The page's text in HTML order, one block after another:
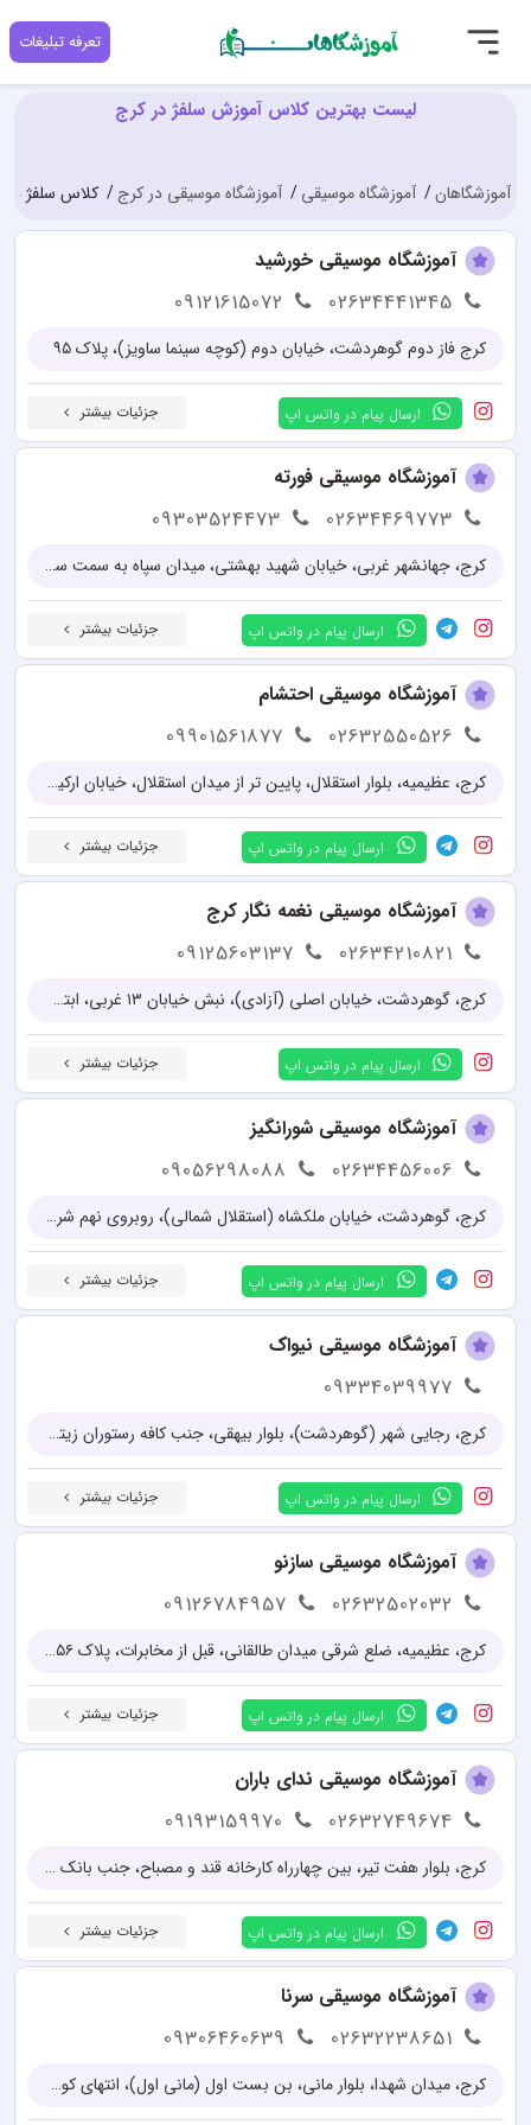
تعرفه تبلیغات
لیست بهترین کلاس آموزش سلفژ در کرج
آموزشگاهان آموزشگاه موسیقی آموزشگاه موسیقی در کرج کلاس سلفژ در
آموزشگاه موسیقی خورشید
02634441345
09121615072
کرج فاز دوم گوهردشت، خیابان دوم (کوچه سینما ساویز)، پلاک ۹۵
ارسال پیام در واتس اپ جزئیات بیشتر
آموزشگاه موسیقی فورته
02634469773
09303524473
کرج، جهانشهر غربی، خیابان شهید بهشتی، میدان سپاه به سمت سه راه، بین بوستان و گلستان (نرسیده به بانک تجارت) پلاک ۱۳۵۱
ارسال پیام در واتس اپ جزئیات بیشتر
آموزشگاه موسیقی احتشام
02632550526
09901561877
کرج، عظیمیه، بلوار استقلال، پایین تر از میدان استقلال، خیابان ارکیده، پلاک ۱۳۰
ارسال پیام در واتس اپ جزئیات بیشتر
آموزشگاه موسیقی نغمه نگار کرج
02634210821
09125603137
کرج، گوهردشت، خیابان اصلی (آزادی)، نبش خیابان ۱۳ غربی، ابتدای بلوار شهید عالی مقدم، ساختمان شفق، طبقه ۲، واحد ۵
ارسال پیام در واتس اپ جزئیات بیشتر
آموزشگاه موسیقی شورانگیز
02634456006
09056298088
کرج، گوهردشت، خیابان ملکشاه (استقلال شمالی)، روبروی نهم شرقی، ساختمان سفید، طبقه دوم
ارسال پیام در واتس اپ جزئیات بیشتر
آموزشگاه موسیقی نیواک
09334039977
کرج، رجایی شهر (گوهردشت)، بلوار بیهقی، جنب کافه رستوران زیتون، ساختمان ساوین، طبقه دوم، واحد 3
ارسال پیام در واتس اپ جزئیات بیشتر
آموزشگاه موسیقی سازنو
02632502032
09126784957
کرج، عظیمیه، ضلع شرقی میدان طالقانی، قبل از مخابرات، پلاک ۱۵۶، طبقه دوم سمت راست
ارسال پیام در واتس اپ جزئیات بیشتر
آموزشگاه موسیقی ندای باران
02632749674
09193159970
کرج، بلوار هفت تیر، بین چهارراه کارخانه قند و مصباح، جنب بانک کشاورزی، پلاک 560
ارسال پیام در واتس اپ جزئیات بیشتر
آموزشگاه موسیقی سرنا
02632238651
09306460639
کرج، میدان شهدا، بلوار مانی، بن بست اول (مانی اول)، انتهای کوچه